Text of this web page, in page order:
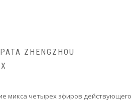
ZHENGZHOU
микса четырех эфиров действующего